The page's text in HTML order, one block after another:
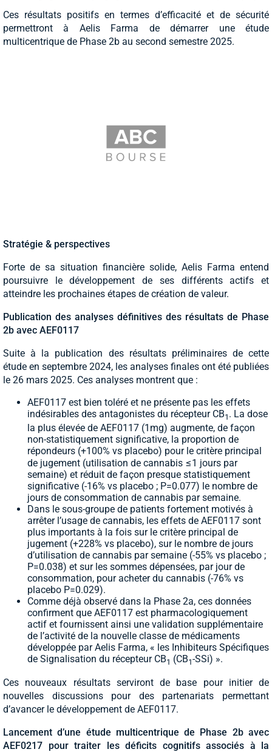
Ces résultats positifs en termes d’efficacité et de sécurité
permettront à Aelis Farma de démarrer une étude
multicentrique de Phase 2b au second semestre 2025.
Stratégie & perspectives
Forte de sa situation financière solide, Aelis Farma entend
poursuivre le développement de ses différents actifs et
atteindre les prochaines étapes de création de valeur.
Publication des analyses définitives des résultats de Phase
2b avec AEF0117
Suite à la publication des résultats préliminaires de cette
étude en septembre 2024, les analyses finales ont été publiées
le 26 mars 2025. Ces analyses montrent que :
AEF0117 est bien toléré et ne présente pas les effets
indésirables des antagonistes du récepteur CB1 . La dose
la plus élevée de AEF0117 (1mg) augmente, de façon
non-statistiquement significative, la proportion de
répondeurs (+100% vs placebo) pour le critère principal
de jugement (utilisation de cannabis ≤1 jours par
semaine) et réduit de façon presque statistiquement
significative (-16% vs placebo ; P=0.077) le nombre de
jours de consommation de cannabis par semaine.
Dans le sous-groupe de patients fortement motivés à
arrêter l’usage de cannabis, les effets de AEF0117 sont
plus importants à la fois sur le critère principal de
jugement (+228% vs placebo), sur le nombre de jours
d’utilisation de cannabis par semaine (-55% vs placebo ;
P=0.038) et sur les sommes dépensées, par jour de
consommation, pour acheter du cannabis (-76% vs
placebo P=0.029).
Comme déjà observé dans la Phase 2a, ces données
confirment que AEF0117 est pharmacologiquement
actif et fournissent ainsi une validation supplémentaire
de l’activité de la nouvelle classe de médicaments
développée par Aelis Farma, « les Inhibiteurs Spécifiques
de Signalisation du récepteur CB1 (CB1-SSi) ».
Ces nouveaux résultats serviront de base pour initier de
nouvelles discussions pour des partenariats permettant
d’avancer le développement de AEF0117.
Lancement d’une étude multicentrique de Phase 2b avec
AEF0217 pour traiter les déficits cognitifs associés à la